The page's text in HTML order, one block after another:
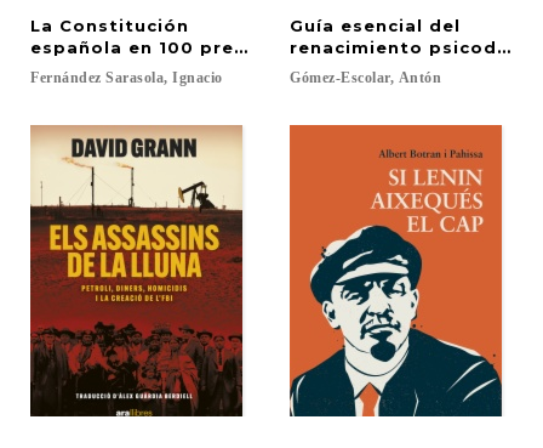
La Constitución
española en 100 preguntas
Fernández Sarasola, Ignacio
Guía esencial del
renacimiento
Gómez-Escolar, Antón